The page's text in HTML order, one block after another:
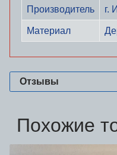
Производитель г.
Материал
Отзывы
Похожие